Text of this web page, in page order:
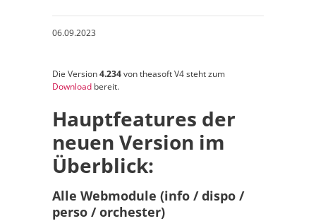
06.09.2023
Die Version4.234von theasoft V4 steht zum
Download bereit.
Hauptfeatures der
neuen Version im
Überblick:
Alle Webmodule (info / dispo /
perso / orchester)